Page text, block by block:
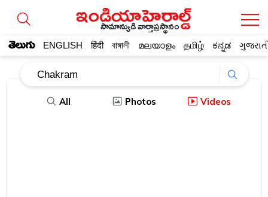
సామాన్యుడి వార్తాప్రస్థానం
తెలుగు ENGLISH हिंदी বাঙ্গালী മലയാളം தமிழ் ಕನ್ನಡ
All Photos Videos